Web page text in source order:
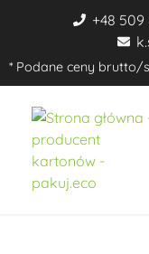
+48 509
* Podane ceny brutto/